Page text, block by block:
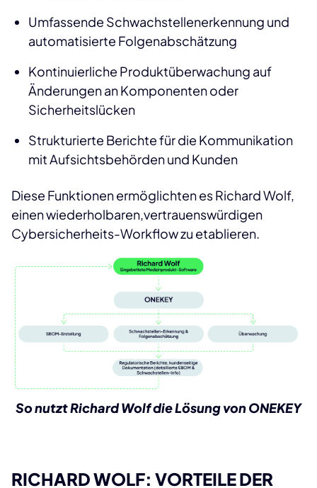
Umfassende Schwachstellenerkennung und
automatisierte Folgenabschätzung
Kontinuierliche Produktüberwachung auf
Änderungen an Komponenten oder
Sicherheitslücken
Strukturierte Berichte für die Kommunikation
mit Aufsichtsbehörden und Kunden
Diese Funktionen ermöglichten es Richard Wolf,
einen wiederholbaren,vertrauenswürdigen
Cybersicherheits-Workflow zu etablieren.
So nutzt Richard Wolf die Lösung von ONEKEY
RICHARD WOLF: VORTEILE DER